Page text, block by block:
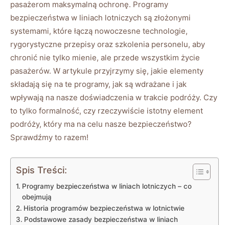
pasażerom maksymalną ochronę. Programy
bezpieczeństwa‍ w liniach lotniczych​ są złożonymi
systemami, które łączą nowoczesne technologie,
rygorystyczne przepisy oraz ⁣szkolenia personelu, aby
chronić nie tylko mienie, ale przede wszystkim życie
pasażerów. W artykule przyjrzymy ⁤się, jakie elementy
składają się na te programy, ⁤jak są wdrażane i jak
wpływają na nasze doświadczenia⁤ w trakcie podróży. Czy
to tylko formalność, czy rzeczywiście istotny element
‍podróży, który ma ​na ‌celu nasze bezpieczeństwo?
Sprawdźmy to razem!
Spis Treści:
Programy⁣ bezpieczeństwa w liniach lotniczych – co
obejmują
Historia programów​ bezpieczeństwa w lotnictwie
Podstawowe zasady bezpieczeństwa w liniach